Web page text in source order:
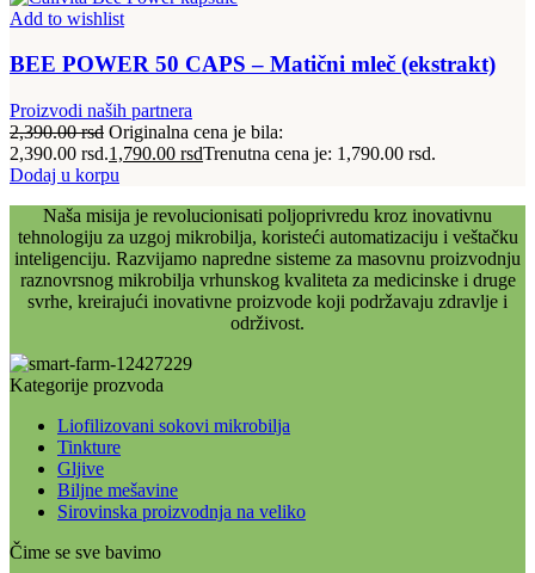
Add to wishlist
BEE POWER 50 CAPS – Matični mleč (ekstrakt)
Proizvodi naših partnera
2,390.00rsd Originalna cena je bila:
2,390.00 rsd.1,790.00 rsdTrenutna cena je: 1,790.00 rsd.
Dodaj u korpu
Naša misija je revolucionisati poljoprivredu kroz inovativnu
tehnologiju za uzgoj mikrobilja, koristeći automatizaciju i veštačku
inteligenciju. Razvijamo napredne sisteme za masovnu proizvodnju
raznovrsnog mikrobilja vrhunskog kvaliteta za medicinske i druge
svrhe, kreirajući inovativne proizvode koji podržavaju zdravlje i
održivost.
Kategorije prozvoda
Liofilizovani sokovi mikrobilja
Tinkture
Gljive
Biljne mešavine
Sirovinska proizvodnja na veliko
Čime se sve bavimo